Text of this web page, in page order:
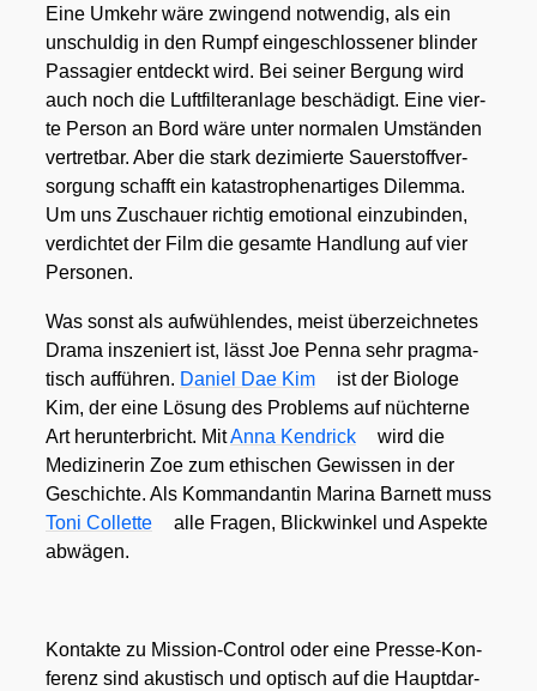
Eine Umkehr wäre zwin­gend not­wen­dig, als ein
unschul­dig in den Rumpf ein­ge­schlos­se­ner blin­der
Pas­sa­gier ent­deckt wird. Bei sei­ner Ber­gung wird
auch noch die Luft­fil­ter­an­la­ge beschä­digt. Eine vier­
te Per­son an Bord wäre unter nor­ma­len Umstän­den
ver­tret­bar. Aber die stark dezi­mier­te Sau­er­stoff­ver­
sor­gung schafft ein kata­stro­phen­ar­ti­ges Dilem­ma.
Um uns Zuschau­er rich­tig emo­tio­nal ein­zu­bin­den,
ver­dich­tet der Film die gesam­te Hand­lung auf vier
Per­so­nen.
Was sonst als auf­wüh­len­des, meist über­zeich­ne­tes
Dra­ma insze­niert ist, lässt Joe Pen­na sehr prag­ma­
tisch auf­füh­ren. Dani­el Dae Kim
ist der Bio­lo­ge
Kim, der eine Lösung des Pro­blems auf nüch­ter­ne
Art her­un­ter­bricht. MitAnna Kendrick
wird die
Medi­zi­ne­rin Zoe zum ethi­schen Gewis­sen in der
Geschich­te. Als Kom­man­dan­tin Mari­na Bar­nett muss
Toni Col­let­te
alle Fra­gen, Blick­win­kel und Aspek­te
abwä­gen.
Kon­tak­te zu Mis­si­on-Con­trol oder eine Pres­se-Kon­
fe­renz sind akus­tisch und optisch auf die Haupt­dar­